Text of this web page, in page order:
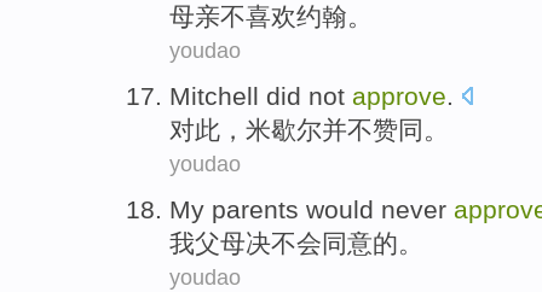
母亲不喜欢约翰。
youdao
Mitchell did not approve.
对此， 米歇尔并不赞同 。
youdao
My parents would never
我父母决不会同意的。
youdao